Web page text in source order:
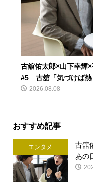
古舘佑太郎×山下幸輝
#5 古舘「気づけば熱
2026.08.08
おすすめ記事
エンタメ
古舘
あの